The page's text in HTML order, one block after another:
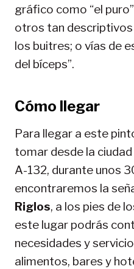
gráfico como “el
otros tan
los buitres; o vías de
del bíceps”.
Cómo llegar
Para llegar a este
tomar desde la
A-132, durante unos
encontraremos la
Riglos, a los pies de
este lugar podrás
necesidades y
alimentos, bares y